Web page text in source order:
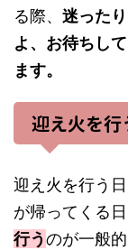
る際、 迷った
よ、お待ちし
ます。
迎え火を行
迎え火を行う
が帰ってくる
行うのが一般的